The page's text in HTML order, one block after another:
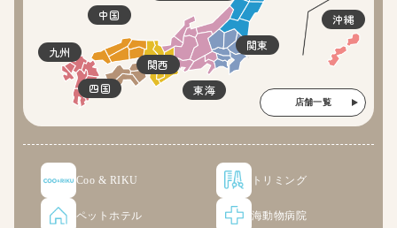
関東
東海
関西
四国
中国
九州
沖縄
店舗一覧
Coo & RIKU トリミング
ペットホテル 海動物病院